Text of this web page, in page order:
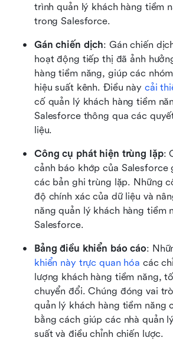
trình quản lý khách hàng tiềm
trong Salesforce.
Gán chiến dịch: Gán chiến
hoạt động tiếp thị đã ảnh
hàng tiềm năng, giúp các
hiệu suất kênh. Điều này cải
cố quản lý khách hàng tiềm
Salesforce thông qua các
liệu.
Công cụ phát hiện trùng lặp:
cảnh báo khớp của Salesforce
các bản ghi trùng lặp. Những
độ chính xác của dữ liệu và
năng quản lý khách hàng tiềm
Salesforce.
Bảng điều khiển báo cáo:
khiển này trực quan hóa các
lượng khách hàng tiềm năng,
chuyển đổi. Chúng đóng vai
quản lý khách hàng tiềm năng
bằng cách giúp các nhà quản
suất và điều chỉnh chiến lược.